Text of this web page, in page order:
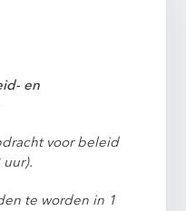
en
voor beleid
te worden in 1